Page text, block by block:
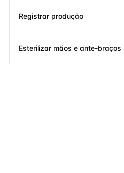
Registrar produção
Esterilizar mãos e ante-braços